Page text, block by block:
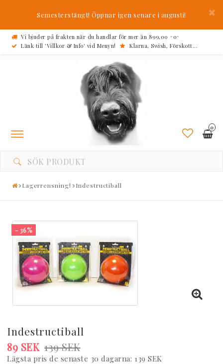
Semesterstängt! Öppnar igen senare i augusti!
Vi bjuder på frakten när du handlar för mer än 899,00 ^o^
Länk till 'Villkor & Info' vid Menyn!
Klarna, Swish, Förskott...
0
Toggle
navigation
Lagerrensning! Indestructiball
- 36%
Indestructiball
139 SEK
89 SEK
Lägsta pris de senaste 30 dagarna 139 SEK